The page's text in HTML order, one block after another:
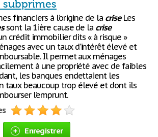
subprimes
financiers à l’origine de la criseLes
sont la 1ière cause de la crise
crédit immobilier dits « à risque »
avec un taux d’intérêt élevé et
Il permet aux ménages
à une propriété avec de faibles
les banques endettaient les
taux beaucoup trop élevé et dont ils
l’emprunt.
Enregistrer